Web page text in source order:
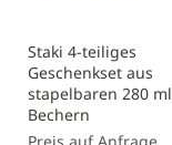
Staki 4-teiliges
Geschenkset aus
stapelbaren 280 ml
Bechern